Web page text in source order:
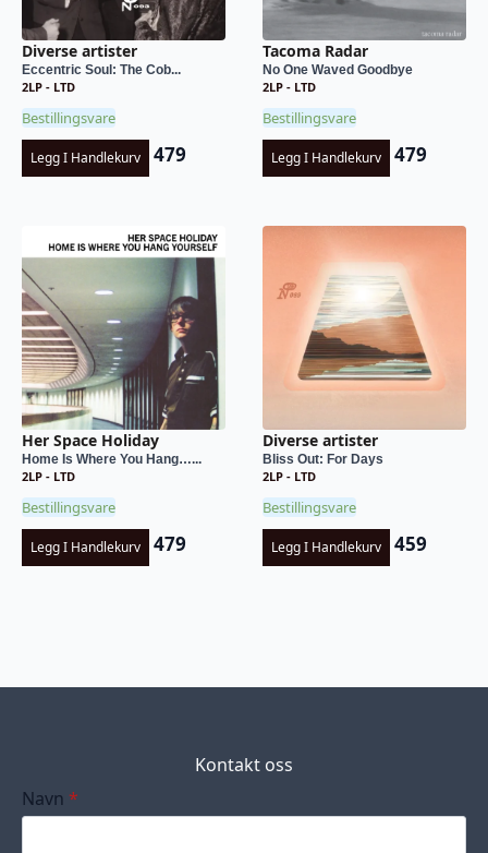
Diverse artister
Eccentric Soul: The Cob...
2LP - LTD
Bestillingsvare
Legg I Handlekurv 479
Tacoma Radar
No One Waved Goodbye
2LP - LTD
Bestillingsvare
Legg I Handlekurv 479
Her Space Holiday
Home Is Where You Hang…...
2LP - LTD
Bestillingsvare
Legg I Handlekurv 479
Diverse artister
Bliss Out: For Days
2LP - LTD
Bestillingsvare
Legg I Handlekurv 459
Kontakt oss
Navn *